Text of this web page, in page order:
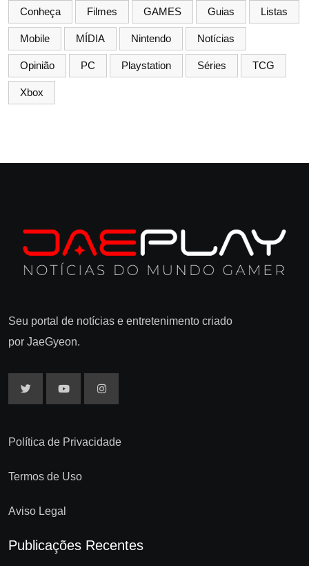
Conheça Filmes GAMES Guias Listas
Mobile MÍDIA Nintendo Notícias
Opinião PC Playstation Séries TCG
Xbox
Seu portal de notícias e entretenimento criado
por JaeGyeon.
Política de Privacidade
Termos de Uso
Aviso Legal
Publicações Recentes